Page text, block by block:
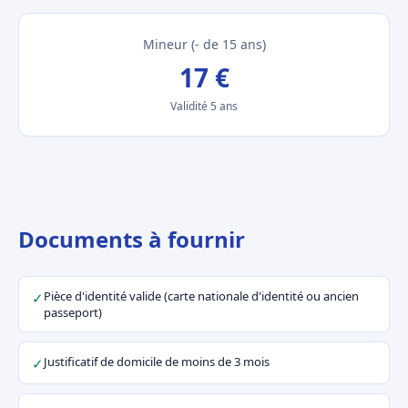
Mineur (- de 15 ans)
17 €
Validité 5 ans
Documents à fournir
✓ Pièce d'identité valide (carte nationale d'identité ou ancien
passeport)
✓Justificatif de domicile de moins de 3 mois